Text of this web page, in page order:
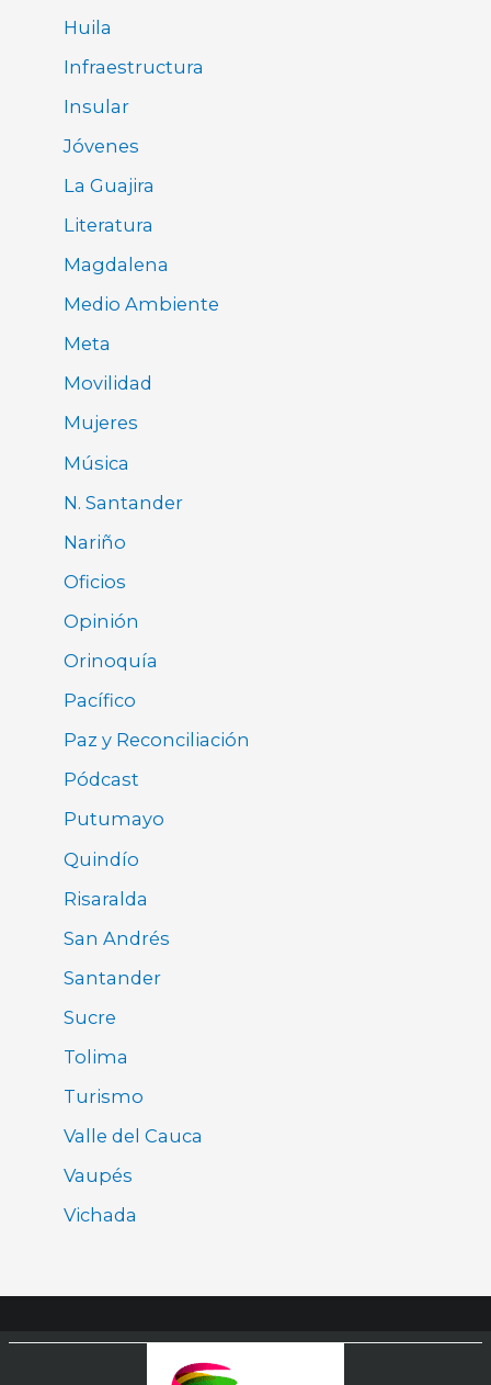
Huila
Infraestructura
Insular
Jóvenes
La Guajira
Literatura
Magdalena
Medio Ambiente
Meta
Movilidad
Mujeres
Música
N. Santander
Nariño
Oficios
Opinión
Orinoquía
Pacífico
Paz y Reconciliación
Pódcast
Putumayo
Quindío
Risaralda
San Andrés
Santander
Sucre
Tolima
Turismo
Valle del Cauca
Vaupés
Vichada